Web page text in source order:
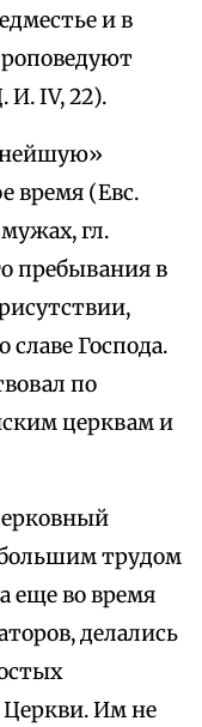
и в
И. IV, 22).
время (Евс.
гл.
пребывания в
Господа.
по
церквам и
трудом
еще во время
делались
Им не